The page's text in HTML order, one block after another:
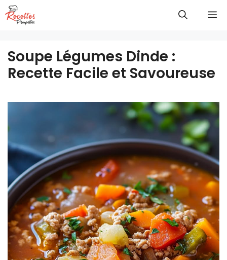
Aller
au
Soupe Légumes Dinde :
Recette Facile et Savoureuse